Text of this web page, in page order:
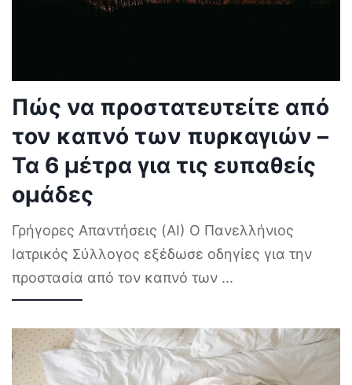
Πώς να προστατευτείτε από
τον καπνό των πυρκαγιών –
Τα 6 μέτρα για τις ευπαθείς
ομάδες
Γρήγορες Απαντήσεις (AI) Ο Πανελλήνιος
Ιατρικός Σύλλογος εξέδωσε οδηγίες για την
προστασία από τον καπνό των ...